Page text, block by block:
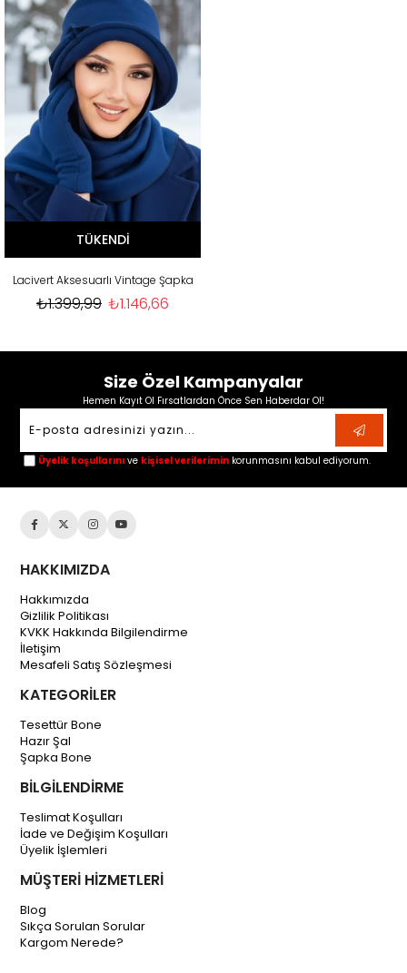
TÜKENDI
Lacivert Aksesuarlı Vintage Şapka
₺1.146,66
₺1.399,99
Size Özel Kampanyalar
Hemen Kayıt Ol Fırsatlardan Önce Sen Haberdar Ol!
Üyelik koşullarını ve kişisel verilerimin korunmasını kabul ediyorum.
HAKKIMIZDA
Hakkımızda
Gizlilik Politikası
KVKK Hakkında Bilgilendirme
İletişim
Mesafeli Satış Sözleşmesi
KATEGORİLER
Tesettür Bone
Hazır Şal
Şapka Bone
BİLGİLENDİRME
Teslimat Koşulları
İade ve Değişim Koşulları
Üyelik İşlemleri
MÜŞTERİ HİZMETLERİ
Blog
Sıkça Sorulan Sorular
Kargom Nerede?